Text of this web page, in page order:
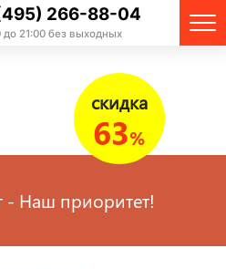
266-88-04
до 21:00 без выходных
скидка
63%
Наш приоритет!